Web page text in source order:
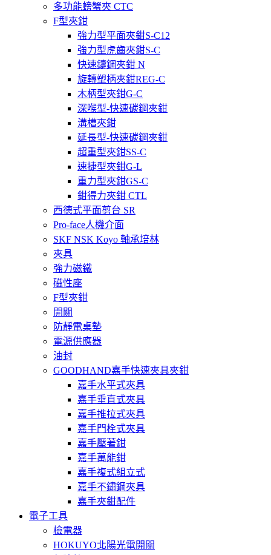
多功能螃蟹夾 CTC
F型夾鉗
強力型平面夾鉗S-C12
強力型虎齒夾鉗S-C
快速鑄鋼夾鉗 N
旋轉塑柄夾鉗REG-C
木柄型夾鉗G-C
深喉型-快速碳鋼夾鉗
溝槽夾鉗
延長型-快速碳鋼夾鉗
超重型夾鉗SS-C
速捷型夾鉗G-L
重力型夾鉗GS-C
鉗得力夾鉗 CTL
西德式平面剪台 SR
Pro-face人機介面
SKF NSK Koyo 軸承培林
夾具
強力磁鐵
磁性座
F型夾鉗
開關
防靜電桌墊
電源供應器
油封
GOODHAND嘉手快速夾具夾鉗
嘉手水平式夾具
嘉手垂直式夾具
嘉手推拉式夾具
嘉手門栓式夾具
嘉手壓著鉗
嘉手萬能鉗
嘉手複式組立式
嘉手不鏽鋼夾具
嘉手夾鉗配件
電子工具
檢電器
HOKUYO北陽光電開關